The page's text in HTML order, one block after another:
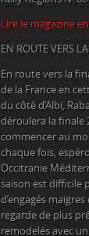
Lire le magazine
EN ROUTE VERS
En route vers la
de la France en
du côté d’Albi,
déroulera la finale
commencer au
chaque fois,
Occitranie
saison est difficile
d’engagés
regarde de plus
remodelés avec